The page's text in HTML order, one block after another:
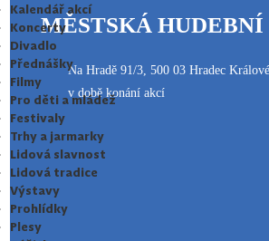
Kalendář akcí
Koncerty
Divadlo
Přednášky
Filmy
Pro děti a mládež
Festivaly
Trhy a jarmarky
Lidová slavnost
Lidová tradice
Výstavy
Prohlídky
Plesy
MĚSTSKÁ HUDEBNÍ
Na Hradě 91/3, 500 03 Hradec Králové
v době konání akcí